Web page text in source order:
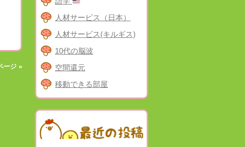
ージ »
人材サービス（日本）
人材サービス(キルギス)
10代の脳波
空間還元
移動できる部屋